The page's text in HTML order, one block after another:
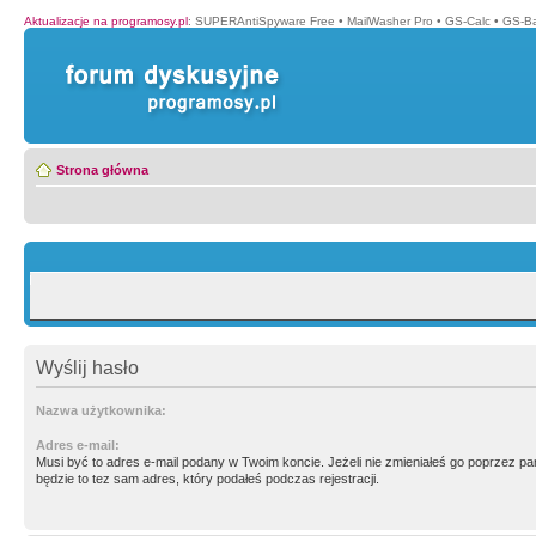
Aktualizacje na programosy.pl: SUPERAntiSpyware Free • MailWasher Pro • GS-Calc • GS-
Strona główna
Wyślij hasło
Nazwa użytkownika:
Adres e-mail:
Musi być to adres e-mail podany w Twoim koncie. Jeżeli nie zmieniałeś go poprzez
będzie to tez sam adres, który podałeś podczas rejestracji.